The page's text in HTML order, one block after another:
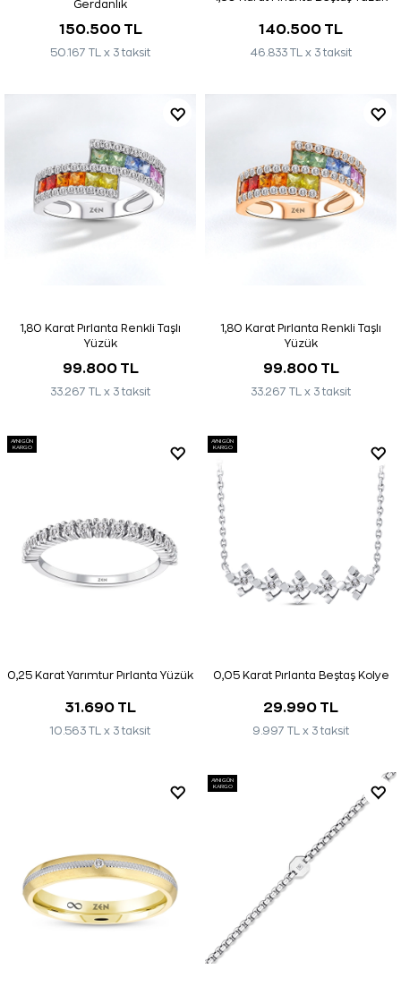
Gerdanlık
150.500 TL
50.167 TL x 3 taksit
140.500 TL
46.833 TL x 3 taksit
1,80 Karat Pırlanta Renkli Taşlı
Yüzük
99.800 TL
33.267 TL x 3 taksit
1,80 Karat Pırlanta Renkli Taşlı
Yüzük
99.800 TL
33.267 TL x 3 taksit
AYNI GÜN
KARGO
0,25 Karat Yarımtur Pırlanta Yüzük
31.690 TL
10.563 TL x 3 taksit
AYNI GÜN
KARGO
0,05 Karat Pırlanta Beştaş Kolye
29.990 TL
9.997 TL x 3 taksit
AYNI GÜN
KARGO